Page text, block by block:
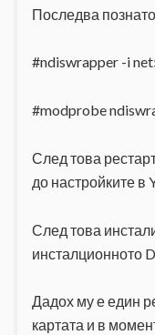
Последва
#ndiswrapper -i
#modprobe
След това
до настройките в
След това
инсталционното
Дадох му е един
картата и в